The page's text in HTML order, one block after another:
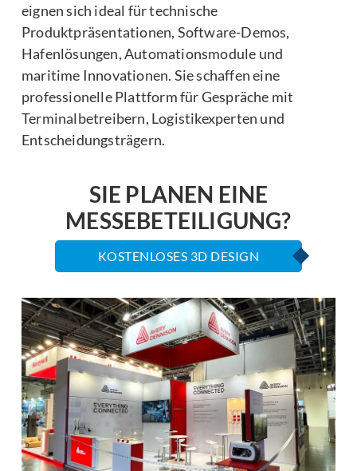
eignen sich ideal für technische
Produktpräsentationen, Software-Demos,
Hafenlösungen, Automationsmodule und
maritime Innovationen. Sie schaffen eine
professionelle Plattform für Gespräche mit
Terminalbetreibern, Logistikexperten und
Entscheidungsträgern.
SIE PLANEN EINE
MESSEBETEILIGUNG?
KOSTENLOSES 3D DESIGN